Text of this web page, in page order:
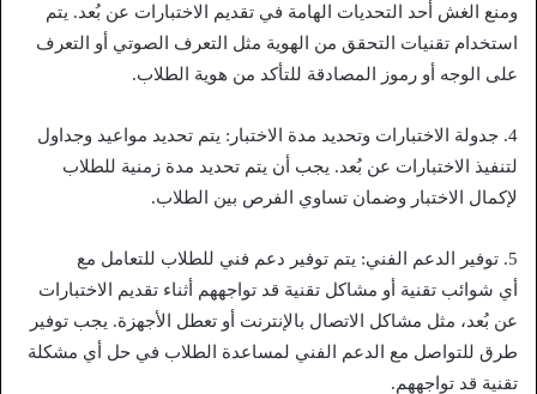
ومنع الغش أحد التحديات الهامة في تقديم الاختبارات عن بُعد. يتم
استخدام تقنيات التحقق من الهوية مثل التعرف الصوتي أو التعرف
على الوجه أو رموز المصادقة للتأكد من هوية الطلاب.
4. جدولة الاختبارات وتحديد مدة الاختبار: يتم تحديد مواعيد وجداول
لتنفيذ الاختبارات عن بُعد. يجب أن يتم تحديد مدة زمنية للطلاب
لإكمال الاختبار وضمان تساوي الفرص بين الطلاب.
5. توفير الدعم الفني: يتم توفير دعم فني للطلاب للتعامل مع
أي شوائب تقنية أو مشاكل تقنية قد تواجههم أثناء تقديم الاختبارات
عن بُعد، مثل مشاكل الاتصال بالإنترنت أو تعطل الأجهزة. يجب توفير
طرق للتواصل مع الدعم الفني لمساعدة الطلاب في حل أي مشكلة
تقنية قد تواجههم.